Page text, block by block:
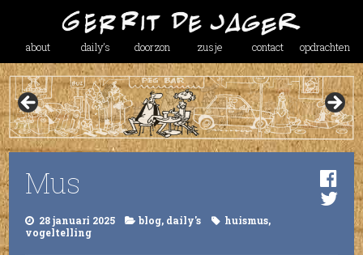
about daily’s doorzon zusje contact opdrachten
Mus
28 januari 2025 blog, daily's huismus,
vogeltelling